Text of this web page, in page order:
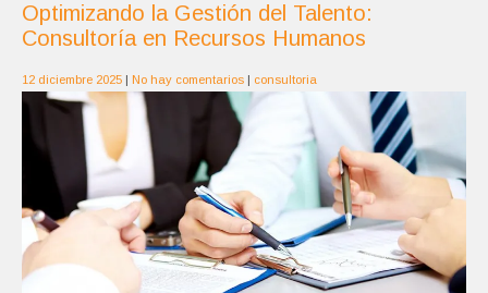
Optimizando la Gestión del Talento:
Consultoría en Recursos Humanos
12 diciembre 2025 | No hay comentarios | consultoria